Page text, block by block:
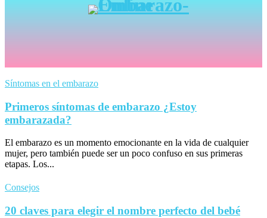
Síntomas en el embarazo
Primeros síntomas de embarazo ¿Estoy
embarazada?
El embarazo es un momento emocionante en la vida de cualquier
mujer, pero también puede ser un poco confuso en sus primeras
etapas. Los...
Consejos
20 claves para elegir el nombre perfecto del bebé